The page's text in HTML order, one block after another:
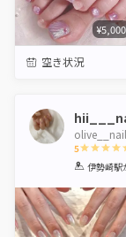
¥5,000
空き状況
olive__nail
5
1 2 3 4
伊勢崎駅